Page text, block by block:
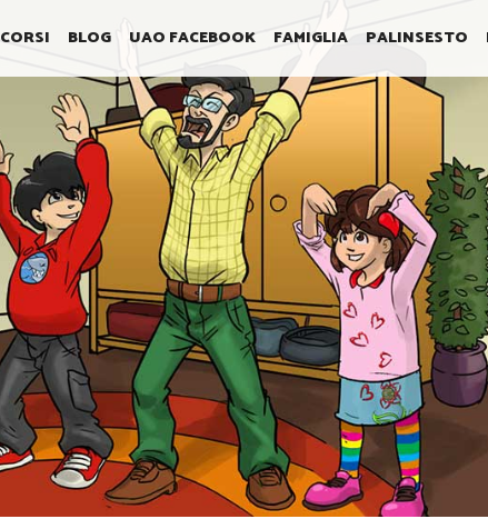
CORSI BLOG UAO FACEBOOK FAMIGLIA PALINSESTO